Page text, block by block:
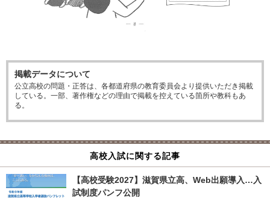
掲載データについて
公立高校の問題・正答は、各都道府県の教育委員会より提供いただき掲載
している。一部、著作権などの理由で掲載を控えている箇所や教科もあ
る。
高校入試に関する記事
【高校受験2027】滋賀県立高、Web出願導入…入
試制度パンフ公開